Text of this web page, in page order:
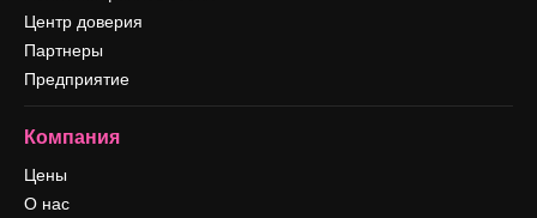
Центр доверия
Партнеры
Предприятие
Компания
Цены
О нас